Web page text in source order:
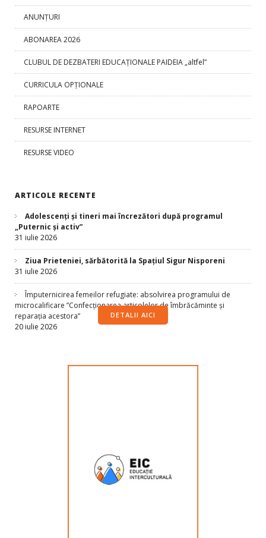
ANUNȚURI
ABONAREA 2026
CLUBUL DE DEZBATERI EDUCAȚIONALE PAIDEIA „altfel”
CURRICULA OPŢIONALE
RAPOARTE
RESURSE INTERNET
RESURSE VIDEO
ARTICOLE RECENTE
Adolescenți și tineri mai încrezători după programul
„Puternic și activ”
31 iulie 2026
Ziua Prieteniei, sărbătorită la Spațiul Sigur Nisporeni
31 iulie 2026
Împuternicirea femeilor refugiate: absolvirea programului de
microcalificare ”Confecționarea articolelor de îmbrăcăminte și
reparația acestora”
20 iulie 2026
DETALII AICI